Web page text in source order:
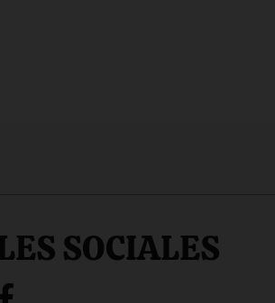
SOCIALES